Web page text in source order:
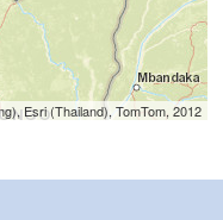
Esri (Thailand), TomTom, 2012